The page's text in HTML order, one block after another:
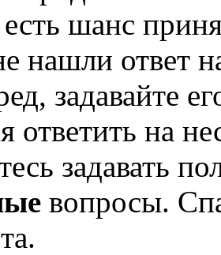
шанс
нашли ответ
задавайте
ответить на
задавать
вопросы.